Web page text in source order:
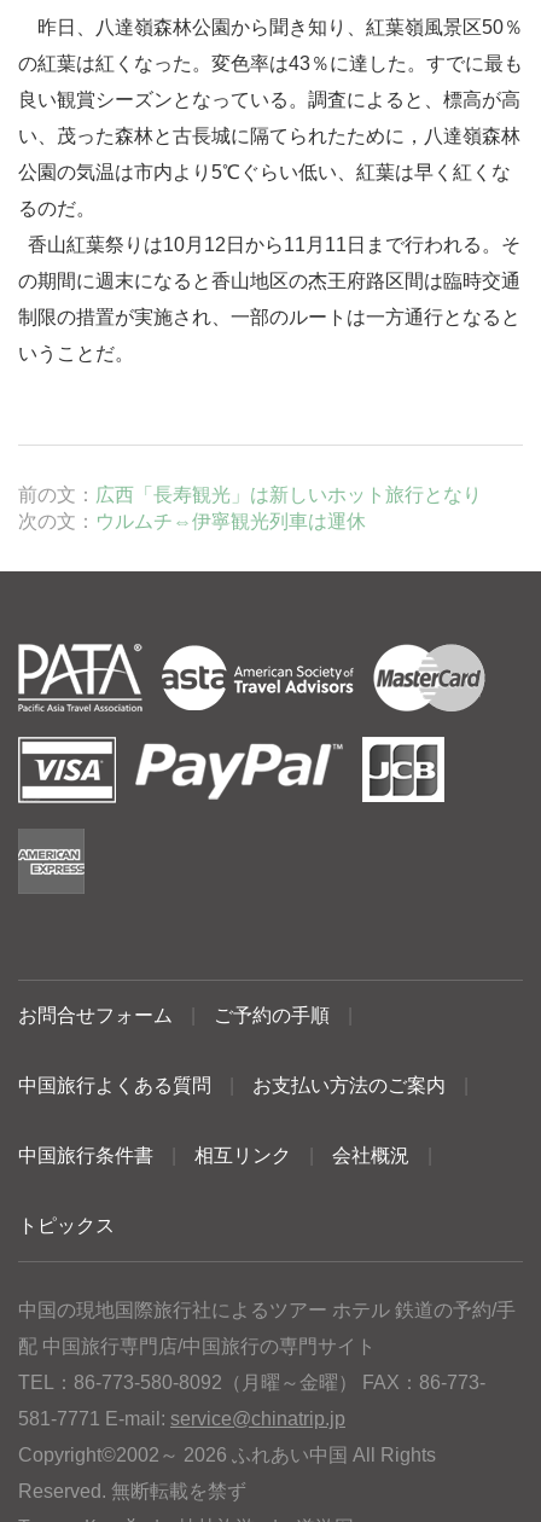
昨日、 八達嶺森林公園から聞き知り、紅葉嶺風景区50％
の紅葉は紅くなった。変色率は43％に達した。すでに最も
良い観賞シーズンとなっている。調査によると、標高が高
い、茂った森林と古長城に隔てられたために，八達嶺森林
公園の気温は市内より5℃ぐらい低い、紅葉は早く紅くな
るのだ。
香山紅葉祭りは10月12日から11月11日まで行われる。そ
の期間に週末になると香山地区の杰王府路区間は臨時交通
制限の措置が実施され、一部のルートは一方通行となると
いうことだ。
前の文： 広西「長寿観光」は新しいホット旅行となり
次の文： ウルムチ⇔伊寧観光列車は運休
お問合せフォーム ご予約の手順
中国旅行よくある質問 お支払い方法のご案内
中国旅行条件書 相互リンク 会社概況
トピックス
中国の現地国際旅行社によるツアー ホテル 鉄道の予約/手
配 中国旅行専門店/中国旅行の専門サイト
TEL：86-773-580-8092（月曜～金曜） FAX：86-773-
581-7771 E-mail: service@chinatrip.jp
Copyright©2002～ 2026 ふれあい中国 All Rights
Reserved. 無断転載を禁ず